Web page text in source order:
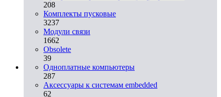
208
Комплекты пусковые
3237
Модули связи
1662
Obsolete
39
Одноплатные компьютеры
287
Аксессуары к системам embedded
62